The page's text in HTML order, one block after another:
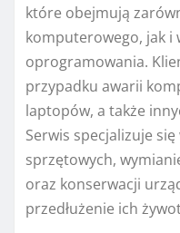
które obejmują
komputerowego, jak i
oprogramowania.
przypadku awarii
laptopów, a także
Serwis specjalizuje
sprzętowych,
oraz konserwacji
przedłużenie ich